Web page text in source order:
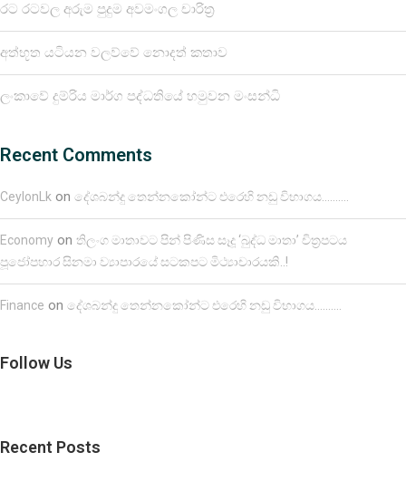
රට රටවල අරුම පුදුම අවමංගල චාරිත්‍ර
අත්භූත යටියන වලව්වේ නොදත් කතාව
ලංකාවේ දුම්රිය මාර්ග පද්ධතියේ හමුවන මංසන්ධි
Recent Comments
CeylonLk on දේශබන්දු තෙන්නකෝන්ට එරෙහි නඩු විභාගය……….
Economy on තිලංග මාතාවට පින් පිණිස සෑදූ ‘බුද්ධ මාතා’ චිත්‍රපටය
පූජෝපහාර සිනමා ව්‍යාපාරයේ සටකපට මිථ්‍යාචාරයකි..!
Finance on දේශබන්දු තෙන්නකෝන්ට එරෙහි නඩු විභාගය……….
Follow Us
Recent Posts